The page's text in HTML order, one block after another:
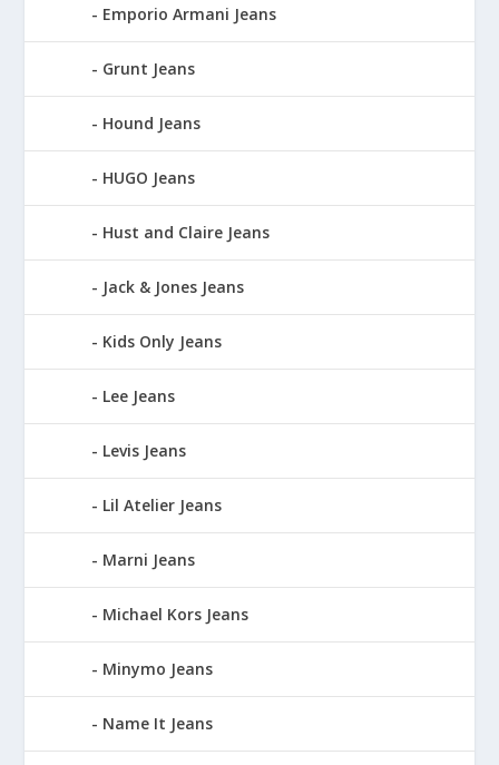
Emporio Armani Jeans
Grunt Jeans
Hound Jeans
HUGO Jeans
Hust and Claire Jeans
Jack & Jones Jeans
Kids Only Jeans
Lee Jeans
Levis Jeans
Lil Atelier Jeans
Marni Jeans
Michael Kors Jeans
Minymo Jeans
Name It Jeans